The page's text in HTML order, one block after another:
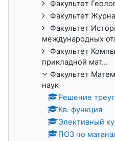
Факультет
Факультет
Факультет
международных
Факультет
прикладной мат...
Факультет
наук
Решение
Кв. функция
Элективный
ПОЗ по